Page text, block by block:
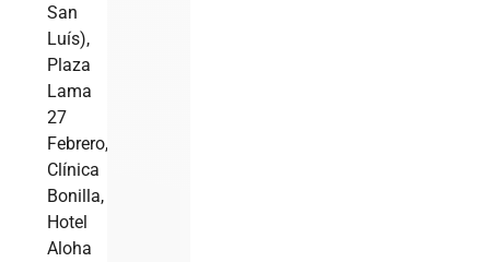
San
Luís),
Plaza
Lama
27
Febrero,
Clínica
Bonilla,
Hotel
Aloha